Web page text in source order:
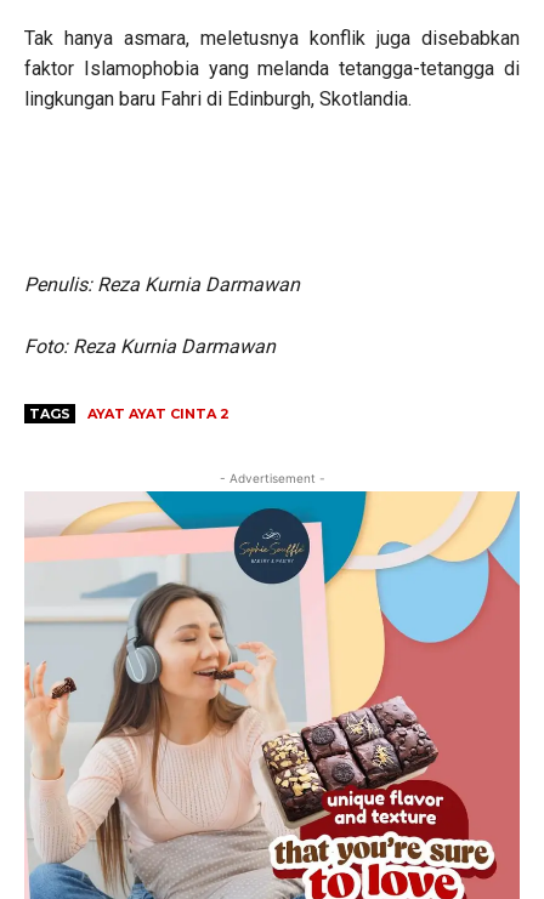
Tak hanya asmara, meletusnya konflik juga disebabkan
faktor Islamophobia yang melanda tetangga-tetangga di
lingkungan baru Fahri di Edinburgh, Skotlandia.
Penulis: Reza Kurnia Darmawan
Foto: Reza Kurnia Darmawan
TAGS AYAT AYAT CINTA 2
- Advertisement -